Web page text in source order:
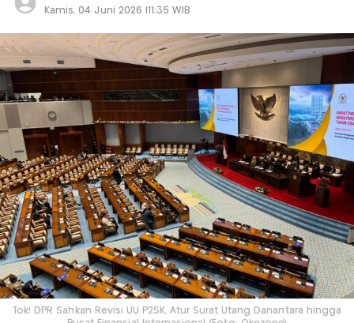
Kamis, 04 Juni 2026 |11:35 WIB
Tok! DPR Sahkan Revisi UU P2SK, Atur Surat Utang Danantara hingga